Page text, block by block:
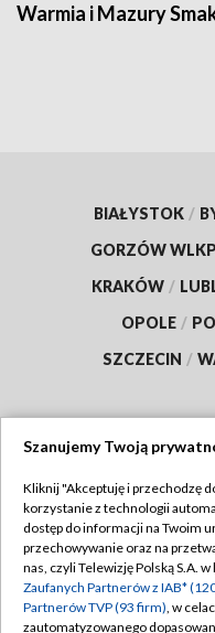
Warmia i Mazury
BIAŁYSTOK /
GORZÓW
KRAKÓW /
OPOLE /
SZCZECIN /
Abonament TVP
Emisja w TVP
Centrum informacji
Szanujemy Twoją
Kliknij "Akceptuję i przechodzę
korzystanie z technologii
dostęp do informacji na Twoim
przechowywanie oraz na
nas, czyli Telewizję Polską S.A.
Zaufanych Partnerów z IAB*
Partnerów TVP (93 firm), w
zautomatyzowanego